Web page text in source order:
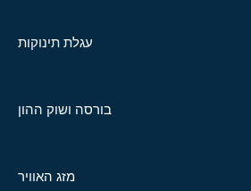
עגלת תינוקות
בורסה ושוק ההון
מזג האוויר